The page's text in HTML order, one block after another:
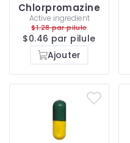
Chlorpromazine
Active ingredient
$1.28 par pilule
$0.46 par pilule
Ajouter